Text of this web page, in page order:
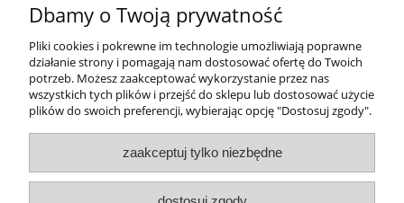
Informacje o sklepie
Grzegorz Daniel NetDan
Magazynowa 5a 2-piętro
NIP: 6792596281 REGON: 361824632
tel. 513 328 497, 780 471 201, e-mailkontakt@netdan.pl
Dbamy o Twoją prywatność
Pliki cookies i pokrewne im technologie umożliwiają poprawne
działanie strony i pomagają nam dostosować ofertę do Twoich
potrzeb. Możesz zaakceptować wykorzystanie przez nas
wszystkich tych plików i przejść do sklepu lub dostosować użycie
plików do swoich preferencji, wybierając opcję "Dostosuj zgody".
zaakceptuj tylko niezbędne